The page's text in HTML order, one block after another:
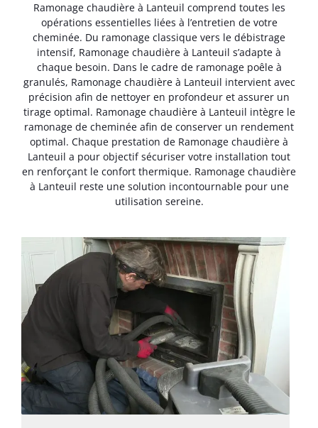
Ramonage chaudière à Lanteuil comprend toutes les
opérations essentielles liées à l’entretien de votre
cheminée. Du ramonage classique vers le débistrage
intensif, Ramonage chaudière à Lanteuil s’adapte à
chaque besoin. Dans le cadre de ramonage poêle à
granulés, Ramonage chaudière à Lanteuil intervient avec
précision afin de nettoyer en profondeur et assurer un
tirage optimal. Ramonage chaudière à Lanteuil intègre le
ramonage de cheminée afin de conserver un rendement
optimal. Chaque prestation de Ramonage chaudière à
Lanteuil a pour objectif sécuriser votre installation tout
en renforçant le confort thermique. Ramonage chaudière
à Lanteuil reste une solution incontournable pour une
utilisation sereine.